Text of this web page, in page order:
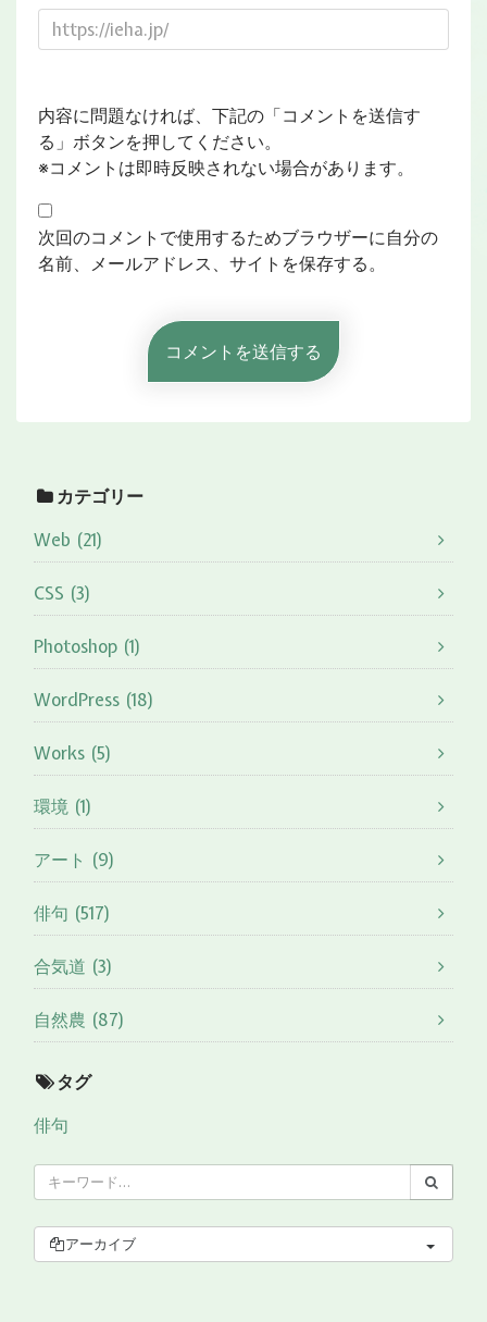
内容に問題なければ、下記の「コメントを送信す
る」ボタンを押してください。
※コメントは即時反映されない場合があります。
次回のコメントで使用するためブラウザーに自分の
名前、メールアドレス、サイトを保存する。
カテゴリー
Web (21)
CSS (3)
Photoshop (1)
WordPress (18)
Works (5)
環境 (1)
アート (9)
俳句 (517)
合気道 (3)
自然農 (87)
タグ
俳句
アーカイブ